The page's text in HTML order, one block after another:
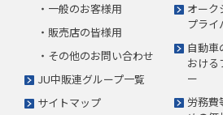
・一般のお客様用
・販売店の皆様用
・その他のお問い合わせ
JU中販連グループ一覧
サイトマップ
オーク
プライ
自動車
おける
ー
労務費